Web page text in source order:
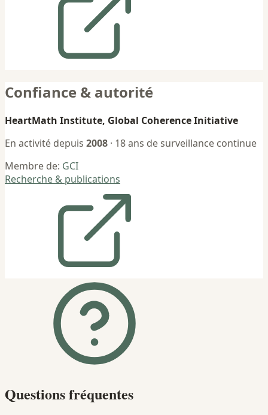
Confiance & autorité
HeartMath Institute, Global Coherence Initiative
En activité depuis 2008 · 18 ans de surveillance continue
Membre de: GCI
Recherche & publications
Questions fréquentes